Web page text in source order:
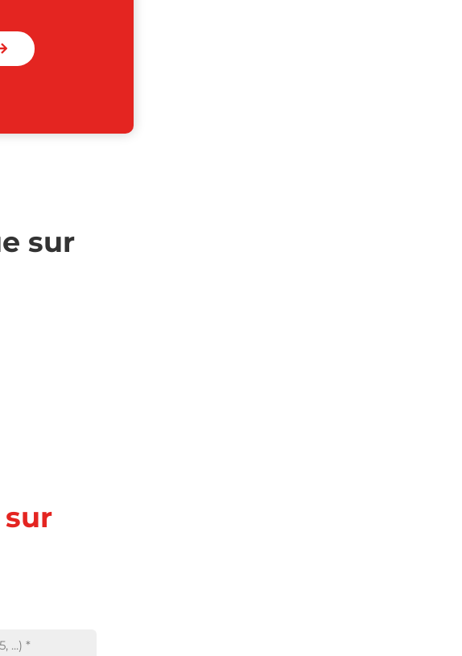
sur
sur